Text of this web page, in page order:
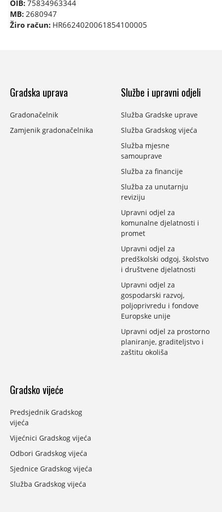
OIB: 75834963344
MB: 2680947
Žiro račun: HR6624020061854100005
Gradska uprava
Gradonačelnik
Zamjenik gradonačelnika
Službe i upravni odjeli
Služba Gradske uprave
Služba Gradskog vijeća
Služba mjesne
samouprave
Služba za financije
Služba za unutarnju
reviziju
Upravni odjel za
komunalne djelatnosti i
promet
Upravni odjel za
predškolski odgoj, školstvo
i društvene djelatnosti
Upravni odjel za
gospodarski razvoj,
poljoprivredu i fondove
Europske unije
Upravni odjel za prostorno
planiranje, graditeljstvo i
zaštitu okoliša
Gradsko vijeće
Predsjednik Gradskog
vijeća
Vijećnici Gradskog vijeća
Odbori Gradskog vijeća
Sjednice Gradskog vijeća
Služba Gradskog vijeća